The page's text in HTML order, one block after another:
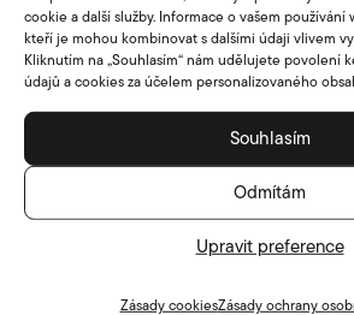
cookie a další služby. Informace o vašem používání
kteří je mohou kombinovat s dalšími údaji vlivem
Kliknutím na „Souhlasím“ nám udělujete povolení
údajů a cookies za účelem personalizovaného
Souhlasím
Odmítám
Upravit preference
Zásady cookiesZásady ochrany